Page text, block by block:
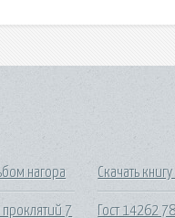
нагора
проклятий 7
Скачать
Гост 14262 78